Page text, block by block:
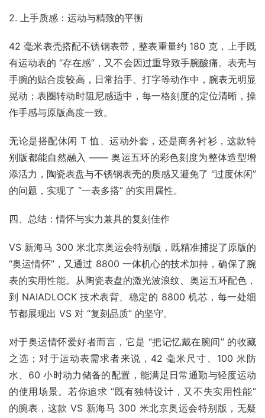
2. 上手质感：运动与精致的平衡​
42 毫米表壳搭配不锈钢表带，整表重量约 180 克，上手既
有运动表的 “存在感”，又不会因过重导致手腕酸痛。表壳与
手腕的贴合度较高，日常抬手、打字等动作中，腕表无明显
晃动；表圈转动时阻尼感适中，每一格刻度的定位清晰，操
作手感与原版高度一致。​
无论是搭配休闲 T 恤、运动外套，还是商务衬衫，这款特
别版都能自然融入 —— 奥运五环的彩色刻度为整体造型增
添活力，陶瓷表盘与不锈钢表壳的质感又避免了 “过度休闲”
的问题，实现了 “一表多搭” 的实用属性。​
四、总结：情怀与实力兼具的复刻佳作​
VS 新海马 300 米北京奥运会特别版，既精准捕捉了原版的
“奥运情怀”，又通过 8800 一体机心的技术加持，确保了腕
表的实用性能。从陶瓷表盘的激光波浪纹、奥运五环配色，
到 NAIADLOCK 技术表背、稳定的 8800 机芯，每一处细
节都展现出 VS 对 “复刻品质” 的坚守。​
对于奥运情怀爱好者而言，它是 “把记忆戴在腕间” 的收藏
之选；对于运动表需求者来说，42 毫米尺寸、100 米防
水、60 小时动力储备的配置，能满足日常通勤与轻度运动
的使用场景。若你追求 “既有独特设计，又不失实用性能”
的腕表，这款 VS 新海马 300 米北京奥运会特别版，无疑